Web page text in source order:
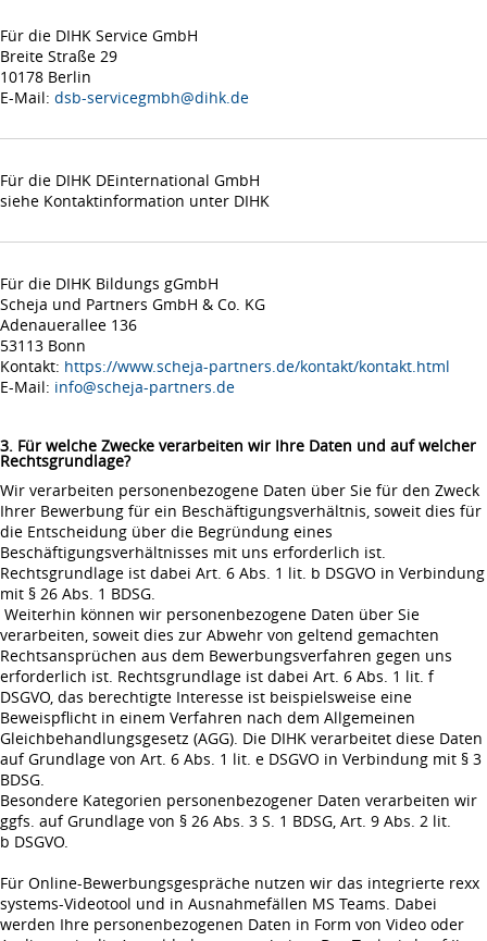
Für die DIHK Service GmbH
Breite Straße 29
10178 Berlin
E-Mail: dsb-servicegmbh@dihk.de
Für die DIHK DEinternational GmbH
siehe Kontaktinformation unter DIHK
Für die DIHK Bildungs gGmbH
Scheja und Partners GmbH & Co. KG
Adenauerallee 136
53113 Bonn
Kontakt: https://www.scheja-partners.de/kontakt/kontakt.html
E-Mail: info@scheja-partners.de
3. Für welche Zwecke verarbeiten wir Ihre Daten und auf welcher
Rechtsgrundlage?
Wir verarbeiten personenbezogene Daten über Sie für den Zweck
Ihrer Bewerbung für ein Beschäftigungsverhältnis, soweit dies für
die Entscheidung über die Begründung eines
Beschäftigungsverhältnisses mit uns erforderlich ist.
Rechtsgrundlage ist dabei Art. 6 Abs. 1 lit. b DSGVO in Verbindung
mit § 26 Abs. 1 BDSG.
Weiterhin können wir personenbezogene Daten über Sie
verarbeiten, soweit dies zur Abwehr von geltend gemachten
Rechtsansprüchen aus dem Bewerbungsverfahren gegen uns
erforderlich ist. Rechtsgrundlage ist dabei Art. 6 Abs. 1 lit. f
DSGVO, das berechtigte Interesse ist beispielsweise eine
Beweispflicht in einem Verfahren nach dem Allgemeinen
Gleichbehandlungsgesetz (AGG). Die DIHK verarbeitet diese Daten
auf Grundlage von Art. 6 Abs. 1 lit. e DSGVO in Verbindung mit § 3
BDSG.
Besondere Kategorien personenbezogener Daten verarbeiten wir
ggfs. auf Grundlage von § 26 Abs. 3 S. 1 BDSG, Art. 9 Abs. 2 lit.
b DSGVO.
Für Online-Bewerbungsgespräche nutzen wir das integrierte rexx
systems-Videotool und in Ausnahmefällen MS Teams. Dabei
werden Ihre personenbezogenen Daten in Form von Video oder